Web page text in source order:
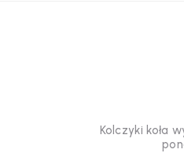
Kolczyki koła